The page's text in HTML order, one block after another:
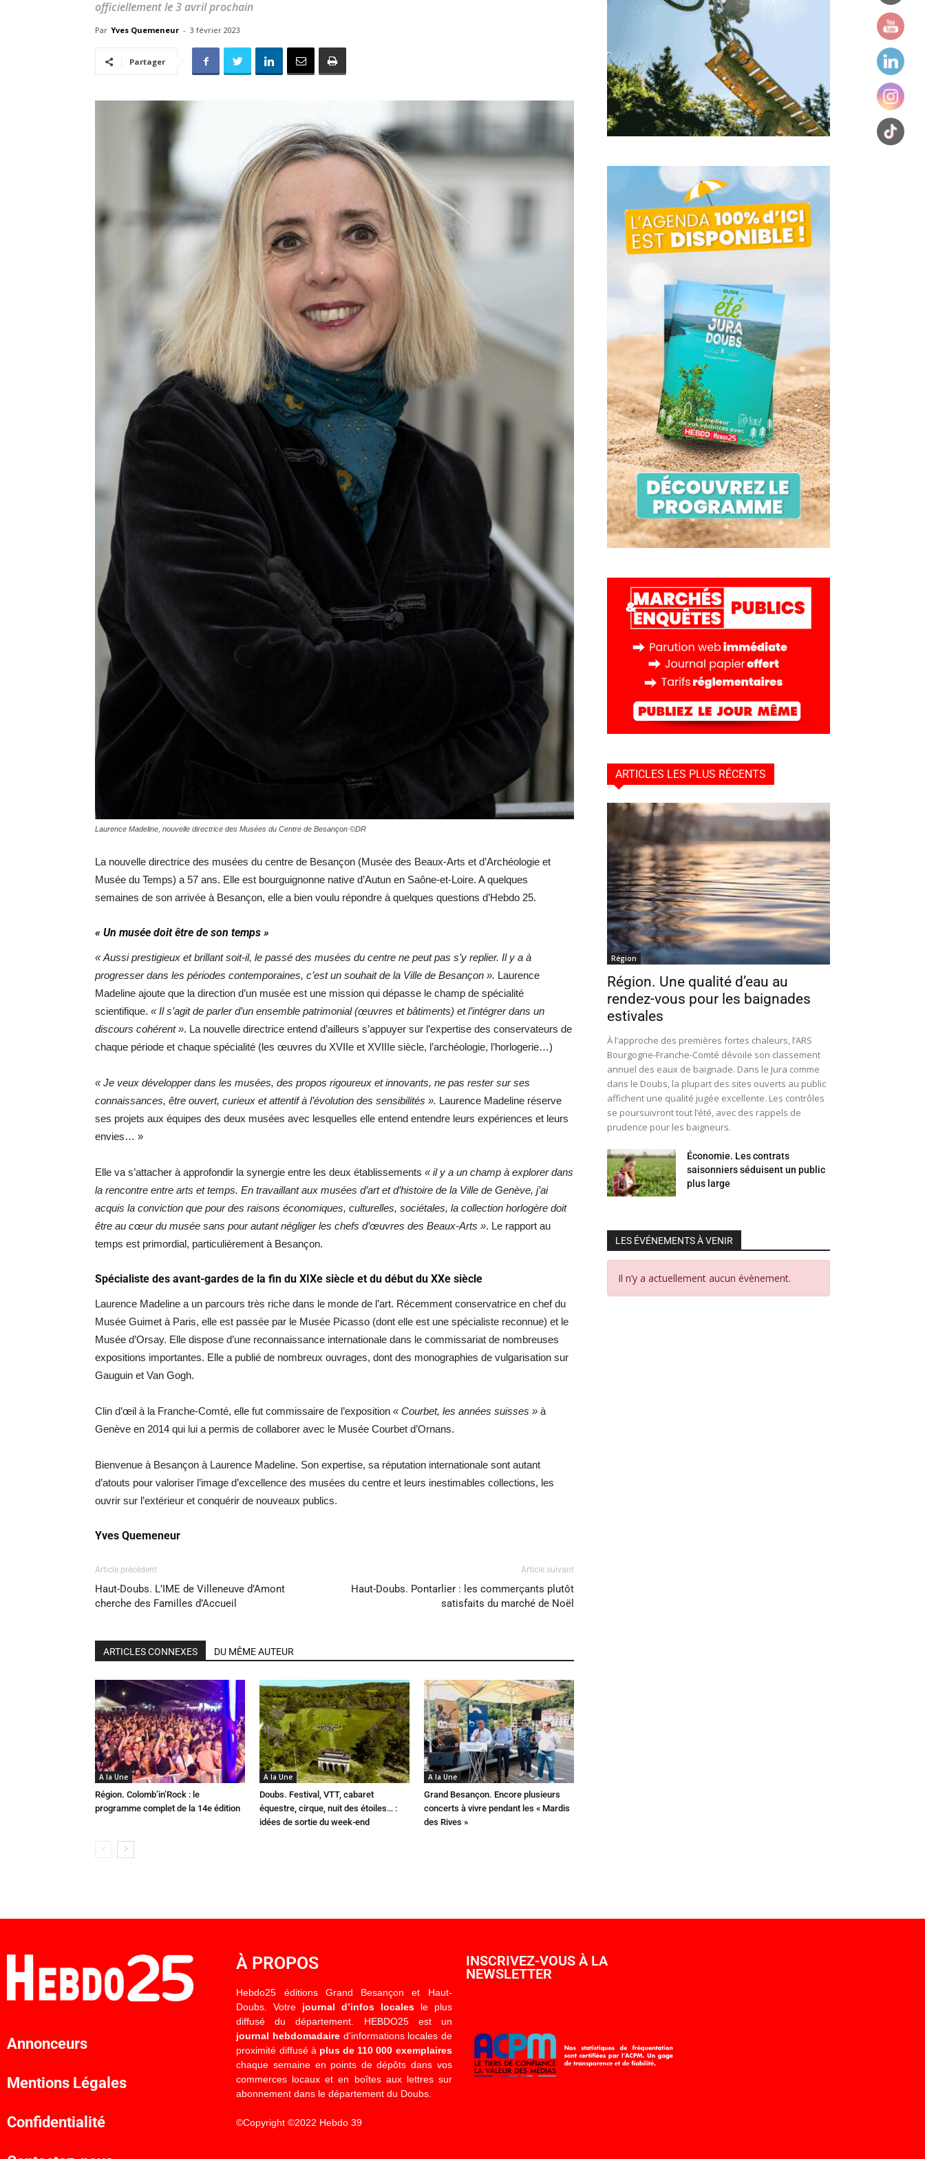
officiellement le 3 avril prochain
Par Yves Quemeneur - 3 février 2023
Partager
Laurence Madeline, nouvelle directrice des Musées du Centre de Besançon ©DR
La nouvelle directrice des musées du centre de Besançon (Musée des Beaux-Arts et d’Archéologie et
Musée du Temps) a 57 ans. Elle est bourguignonne native d’Autun en Saône-et-Loire. A quelques
semaines de son arrivée à Besançon, elle a bien voulu répondre à quelques questions d’Hebdo 25.
« Un musée doit être de son temps »
« Aussi prestigieux et brillant soit-il, le passé des musées du centre ne peut pas s’y replier. Il y a à
progresser dans les périodes contemporaines, c’est un souhait de la Ville de Besançon ». Laurence
Madeline ajoute que la direction d’un musée est une mission qui dépasse le champ de spécialité
scientifique. « Il s’agit de parler d’un ensemble patrimonial (œuvres et bâtiments) et l’intégrer dans un
discours cohérent ». La nouvelle directrice entend d’ailleurs s’appuyer sur l’expertise des conservateurs de
chaque période et chaque spécialité (les œuvres du XVIIe et XVIIIe siècle, l’archéologie, l’horlogerie…)
« Je veux développer dans les musées, des propos rigoureux et innovants, ne pas rester sur ses
connaissances, être ouvert, curieux et attentif à l’évolution des sensibilités ». Laurence Madeline réserve
ses projets aux équipes des deux musées avec lesquelles elle entend entendre leurs expériences et leurs
envies… »
Elle va s’attacher à approfondir la synergie entre les deux établissements « il y a un champ à explorer dans
la rencontre entre arts et temps. En travaillant aux musées d’art et d’histoire de la Ville de Genève, j’ai
acquis la conviction que pour des raisons économiques, culturelles, sociétales, la collection horlogère doit
être au cœur du musée sans pour autant négliger les chefs d’œuvres des Beaux-Arts ». Le rapport au
temps est primordial, particulièrement à Besançon.
Spécialiste des avant-gardes de la fin du XIXe siècle et du début du XXe siècle
Laurence Madeline a un parcours très riche dans le monde de l’art. Récemment conservatrice en chef du
Musée Guimet à Paris, elle est passée par le Musée Picasso (dont elle est une spécialiste reconnue) et le
Musée d’Orsay. Elle dispose d’une reconnaissance internationale dans le commissariat de nombreuses
expositions importantes. Elle a publié de nombreux ouvrages, dont des monographies de vulgarisation sur
Gauguin et Van Gogh.
Clin d’œil à la Franche-Comté, elle fut commissaire de l’exposition « Courbet, les années suisses » à
Genève en 2014 qui lui a permis de collaborer avec le Musée Courbet d’Ornans.
Bienvenue à Besançon à Laurence Madeline. Son expertise, sa réputation internationale sont autant
d’atouts pour valoriser l’image d’excellence des musées du centre et leurs inestimables collections, les
ouvrir sur l’extérieur et conquérir de nouveaux publics.
Yves Quemeneur
Article précédent
Haut-Doubs. L’IME de Villeneuve d’Amont
cherche des Familles d’Accueil
Article suivant
Haut-Doubs. Pontarlier : les commerçants plutôt
satisfaits du marché de Noël
ARTICLES CONNEXES DU MÊME AUTEUR
A la Une
Région. Colomb’in’Rock : le
programme complet de la 14e édition
A la Une
Doubs. Festival, VTT, cabaret
équestre, cirque, nuit des étoiles… :
idées de sortie du week-end
A la Une
Grand Besançon. Encore plusieurs
concerts à vivre pendant les « Mardis
des Rives »
ARTICLES LES PLUS RÉCENTS
Région
Région. Une qualité d’eau au
rendez-vous pour les baignades
estivales
À l’approche des premières fortes chaleurs, l’ARS
Bourgogne-Franche-Comté dévoile son classement
annuel des eaux de baignade. Dans le Jura comme
dans le Doubs, la plupart des sites ouverts au public
affichent une qualité jugée excellente. Les contrôles
se poursuivront tout l’été, avec des rappels de
prudence pour les baigneurs.
Économie. Les contrats
saisonniers séduisent un public
plus large
LES ÉVÉNEMENTS À VENIR
Il n’y a actuellement aucun évènement.
Annonceurs
Mentions Légales
Confidentialité
À PROPOS
Hebdo25 éditions Grand Besançon et Haut-
Doubs. Votre journal d’infos localesle plus
diffusé du département. HEBDO25 est un
journal hebdomadaired’informations locales de
proximité diffusé à plus de 110 000 exemplaires
chaque semaine en points de dépôts dans vos
commerces locaux et en boîtes aux lettres sur
abonnement dans le département du Doubs.
©Copyright ©2022 Hebdo 39
INSCRIVEZ-VOUS À LA
NEWSLETTER